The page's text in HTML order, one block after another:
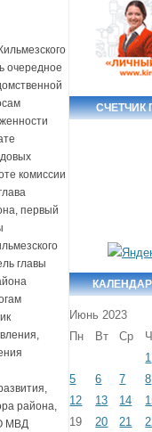
очередное
комиссии
первый
главы
района,
МВД
Июнь 2023
Пн
Вт Ср
1
5
6 7
8
12
13 14
19
20 21